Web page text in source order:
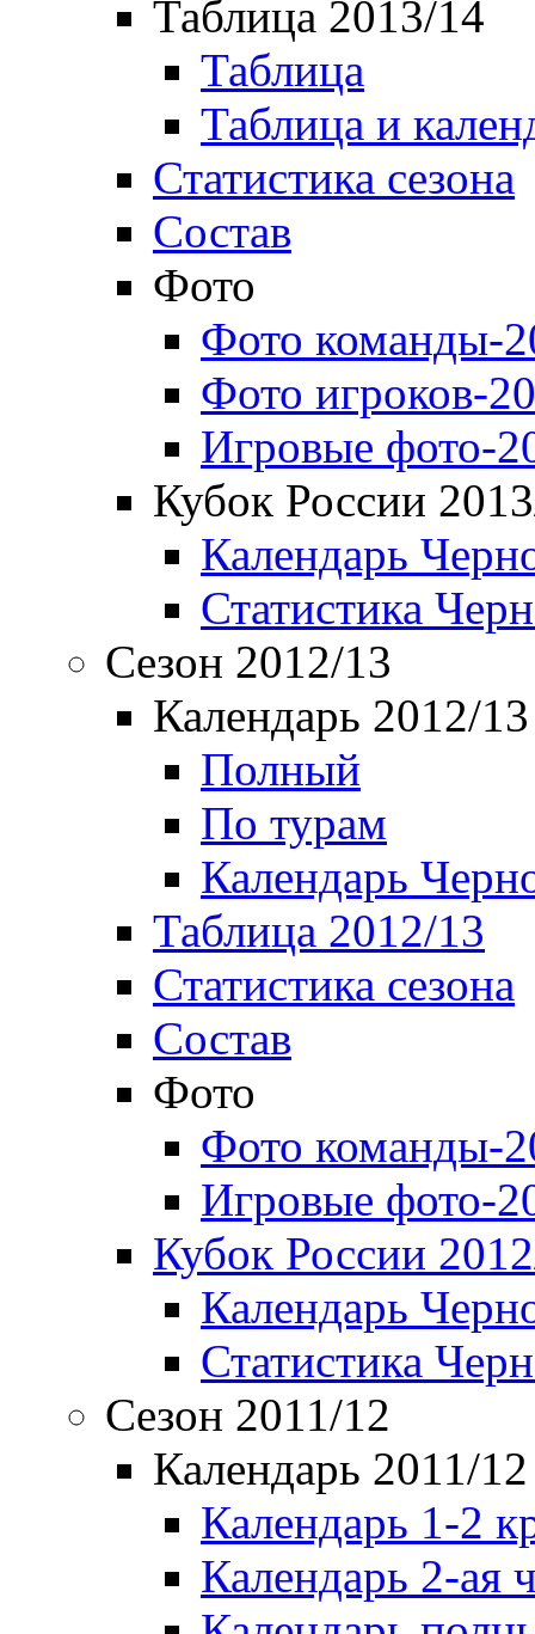
Таблица 2013/14
Таблица
Таблица и
Статистика сезона
Состав
Фото
Фото команды-
Фото игроков-
Игровые фото-
Кубок России
Календарь
Статистика
Сезон 2012/13
Календарь 2012/13
Полный
По турам
Календарь
Таблица 2012/13
Статистика сезона
Состав
Фото
Фото команды-
Игровые фото-
Кубок России
Календарь
Статистика
Сезон 2011/12
Календарь 2011/12
Календарь 1-2
Календарь 2-ая